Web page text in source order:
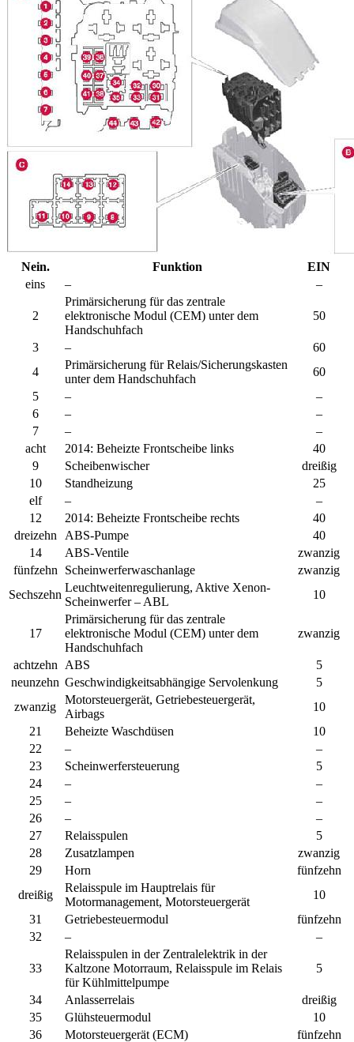
Nein. Funktion
EIN
eins
– –
2
Primärsicherung für das zentrale
elektronische Modul (CEM) unter dem
Handschuhfach
50
3 –
60
4
Primärsicherung für Relais/Sicherungskasten
unter dem Handschuhfach
60
5
–
–
6
–
–
7
–
–
acht
2014: Beheizte Frontscheibe links
40
9
Scheibenwischer
dreißig
10
Standheizung
25
elf
–
–
12
2014: Beheizte Frontscheibe rechts
40
dreizehn
ABS-Pumpe
40
14
ABS-Ventile
zwanzig
fünfzehn
Scheinwerferwaschanlage
zwanzig
Sechszehn
Leuchtweitenregulierung, Aktive Xenon-
Scheinwerfer – ABL
10
17
Primärsicherung für das zentrale
elektronische Modul (CEM) unter dem
Handschuhfach
zwanzig
achtzehn ABS
5
neunzehn Geschwindigkeitsabhängige Servolenkung
5
zwanzig
Motorsteuergerät, Getriebesteuergerät,
Airbags
10
21
Beheizte Waschdüsen
10
22
–
–
23
Scheinwerfersteuerung
5
24
–
–
25
–
–
26
–
–
27
Relaisspulen
5
28
Zusatzlampen
zwanzig
29
Horn
fünfzehn
dreißig
Relaisspule im Hauptrelais für
Motormanagement, Motorsteuergerät
10
31
Getriebesteuermodul
fünfzehn
32
– –
33
Relaisspulen in der Zentralelektrik in der
Kaltzone Motorraum, Relaisspule im Relais
für Kühlmittelpumpe
5
34 Anlasserrelais
dreißig
35
Glühsteuermodul
10
36
Motorsteuergerät (ECM)
fünfzehn